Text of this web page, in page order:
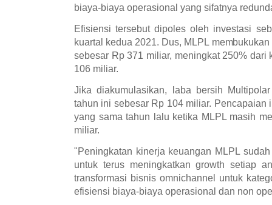
biaya-biaya operasional yang sifatnya
Efisiensi tersebut dipoles oleh investasi
kuartal kedua 2021. Dus, MLPL
sebesar Rp 371 miliar, meningkat 250% dari
106 miliar.
Jika diakumulasikan, laba bersih
tahun ini sebesar Rp 104 miliar.
yang sama tahun lalu ketika MLPL masih
miliar.
"Peningkatan kinerja keuangan MLPL
untuk terus meningkatkan growth setiap
transformasi bisnis omnichannel untuk
efisiensi biaya-biaya operasional dan non